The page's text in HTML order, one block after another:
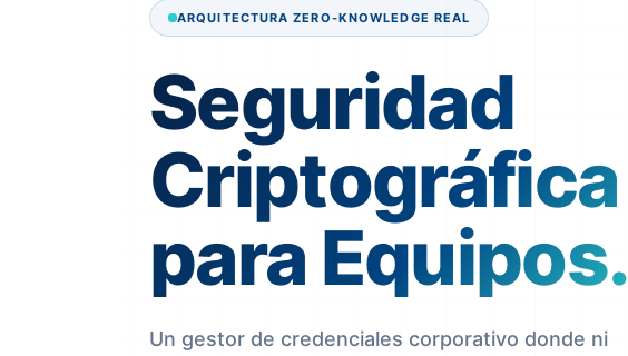
ARQUITECTURA ZERO-KNOWLEDGE REAL
Seguridad
Criptográfica
para Equipos.
Un gestor de credenciales corporativo donde ni